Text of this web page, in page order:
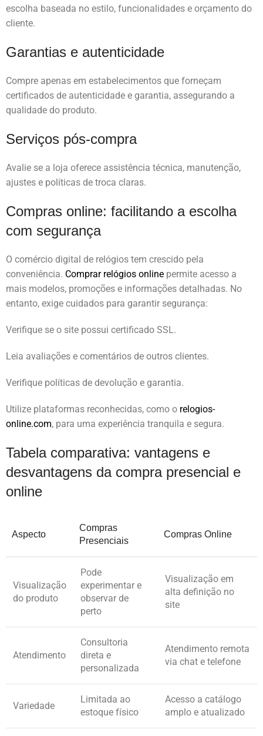
escolha baseada no estilo, funcionalidades e orçamento do
cliente.
Garantias e autenticidade
Compre apenas em estabelecimentos que forneçam
certificados de autenticidade e garantia, assegurando a
qualidade do produto.
Serviços pós-compra
Avalie se a loja oferece assistência técnica, manutenção,
ajustes e políticas de troca claras.
Compras online: facilitando a escolha
com segurança
O comércio digital de relógios tem crescido pela
conveniência. Comprar relógios online permite acesso a
mais modelos, promoções e informações detalhadas. No
entanto, exige cuidados para garantir segurança:
Verifique se o site possui certificado SSL.
Leia avaliações e comentários de outros clientes.
Verifique políticas de devolução e garantia.
Utilize plataformas reconhecidas, como o relogios-
online.com, para uma experiência tranquila e segura.
Tabela comparativa: vantagens e
desvantagens da compra presencial e
online
Aspecto
Compras
Presenciais
Compras Online
Visualização
do produto
Pode
experimentar e
observar de
perto
Visualização em
alta definição no
site
Atendimento
Consultoria
direta e
personalizada
Atendimento remota
via chat e telefone
Variedade
Limitada ao
estoque físico
Acesso a catálogo
amplo e atualizado